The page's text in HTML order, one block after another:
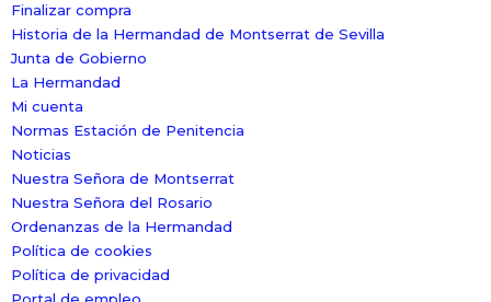
Finalizar compra
Historia de la Hermandad de Montserrat de Sevilla
Junta de Gobierno
La Hermandad
Mi cuenta
Normas Estación de Penitencia
Noticias
Nuestra Señora de Montserrat
Nuestra Señora del Rosario
Ordenanzas de la Hermandad
Política de cookies
Política de privacidad